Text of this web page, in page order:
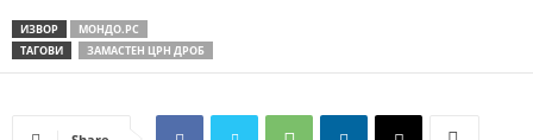
ИЗВОР
МОНДО.РС
ТАГОВИ
ЗАМАСТЕН ЦРН ДРОБ